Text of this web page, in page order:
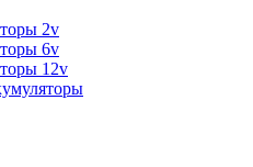
2v
6v
12v